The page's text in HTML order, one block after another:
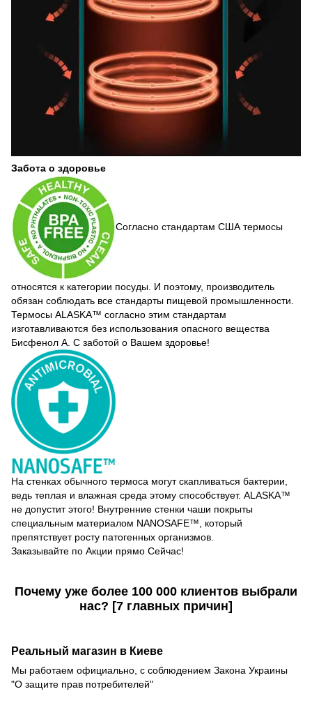
Забота о здоровье
Согласно стандартам США термосы
относятся к категории посуды. И поэтому, производитель
обязан соблюдать все стандарты пищевой промышленности.
Термосы ALASKA™ согласно этим стандартам
изготавливаются без использования опасного вещества
Бисфенол А. С заботой о Вашем здоровье!
На стенках обычного термоса могут скапливаться бактерии,
ведь теплая и влажная среда этому способствует. ALASKA™
не допустит этого! Внутренние стенки чаши покрыты
специальным материалом NANOSAFE™, который
препятствует росту патогенных организмов.
Заказывайте по Акции прямо Сейчас!
Почему уже более 100 000 клиентов выбрали
нас? [7 главных причин]
Реальный магазин в Киеве
Мы работаем официально, с соблюдением Закона Украины
"О защите прав потребителей"